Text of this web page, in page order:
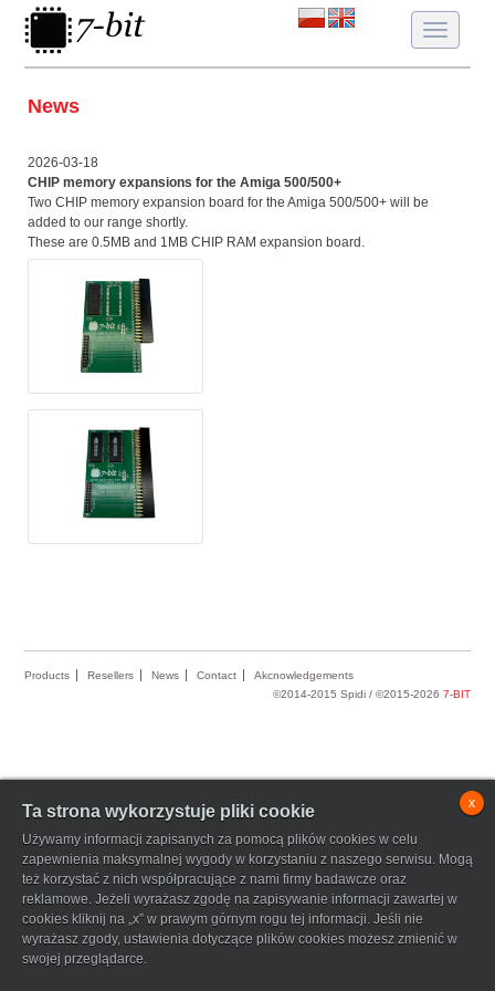
Ta strona wykorzystuje pliki cookie
Używamy informacji zapisanych za pomocą plików cookies w celu
zapewnienia maksymalnej wygody w korzystaniu z naszego serwisu. Mogą
też korzystać z nich współpracujące z nami firmy badawcze oraz
reklamowe. Jeżeli wyrażasz zgodę na zapisywanie informacji zawartej w
cookies kliknij na „x” w prawym górnym rogu tej informacji. Jeśli nie
wyrażasz zgody, ustawienia dotyczące plików cookies możesz zmienić w
swojej przeglądarce.
x
Toggle
News
2026-03-18
CHIP memory expansions for the Amiga 500/500+
Two CHIP memory expansion board for the Amiga 500/500+ will be
added to our range shortly.
These are 0.5MB and 1MB CHIP RAM expansion board.
Products Resellers News Contact
Akcnowledgements
©2014-2015 Spidi / ©2015-2026 7-BIT